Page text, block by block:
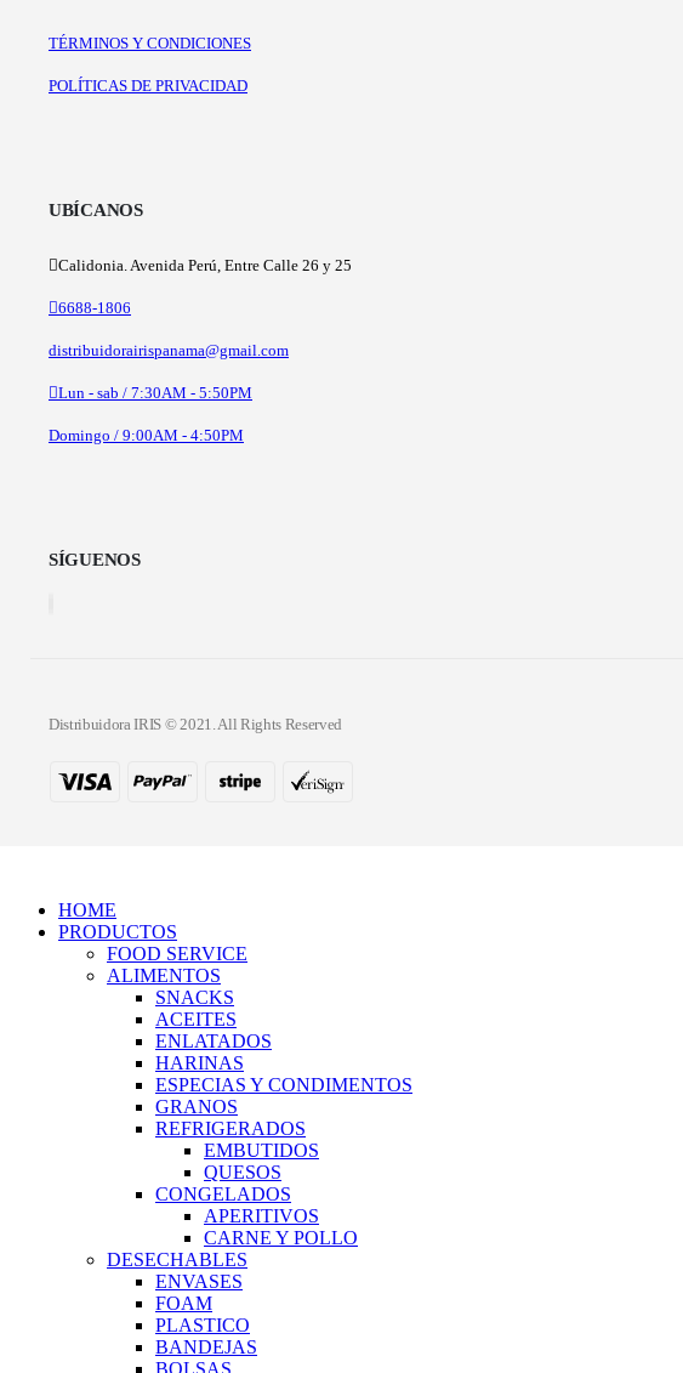
TÉRMINOS Y CONDICIONES
POLÍTICAS DE PRIVACIDAD
UBÍCANOS
Calidonia. Avenida Perú, Entre Calle 26 y 25
6688-1806
distribuidorairispanama@gmail.com
Lun - sab / 7:30AM - 5:50PM
Domingo / 9:00AM - 4:50PM
SÍGUENOS
Distribuidora IRIS © 2021. All Rights Reserved
HOME
PRODUCTOS
FOOD SERVICE
ALIMENTOS
SNACKS
ACEITES
ENLATADOS
HARINAS
ESPECIAS Y CONDIMENTOS
GRANOS
REFRIGERADOS
EMBUTIDOS
QUESOS
CONGELADOS
APERITIVOS
CARNE Y POLLO
DESECHABLES
ENVASES
FOAM
PLASTICO
BANDEJAS
BOLSAS